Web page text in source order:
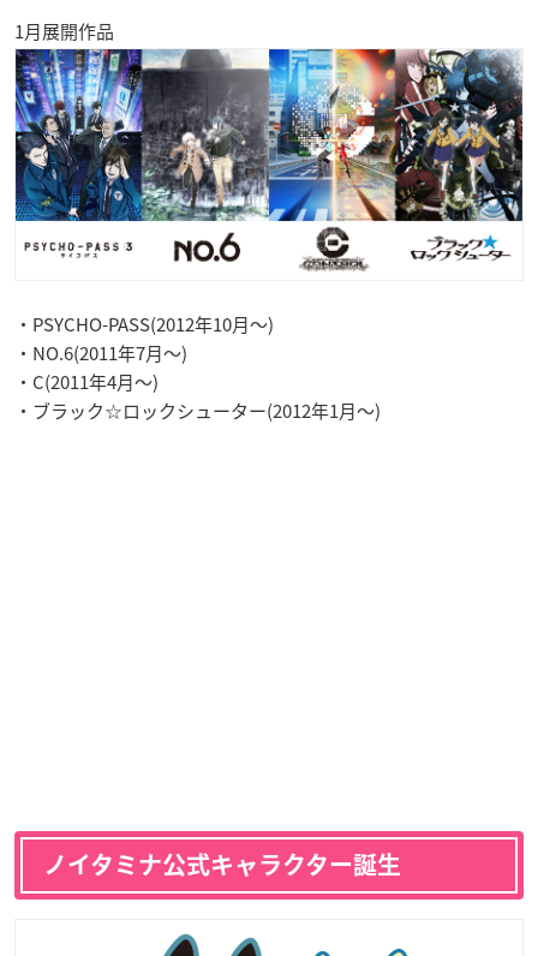
1月展開作品
・PSYCHO-PASS(2012年10月〜)
・NO.6(2011年7月〜)
・C(2011年4月〜)
・ブラック☆ロックシューター(2012年1月〜)
ノイタミナ公式キャラクター誕生